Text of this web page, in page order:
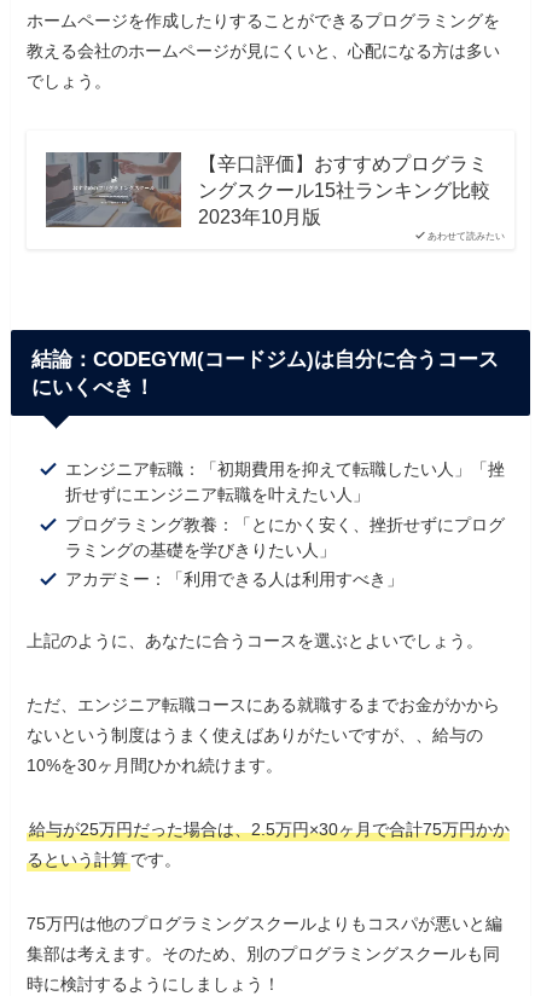
ホームページを作成したりすることができるプログラミングを
教える会社のホームページが見にくいと、心配になる方は多い
でしょう。
あわせて読みたい
【辛口評価】おすすめプログラミ
ングスクール15社ランキング比較
2023年10月版
結論：CODEGYM(コードジム)は自分に合うコース
にいくべき！
エンジニア転職：「初期費用を抑えて転職したい人」「挫
折せずにエンジニア転職を叶えたい人」
プログラミング教養：「とにかく安く、挫折せずにプログ
ラミングの基礎を学びきりたい人」
アカデミー：「利用できる人は利用すべき」
上記のように、あなたに合うコースを選ぶとよいでしょう。
ただ、エンジニア転職コースにある就職するまでお金がかから
ないという制度はうまく使えばありがたいですが、、給与の
10%を30ヶ月間ひかれ続けます。
給与が25万円だった場合は、2.5万円×30ヶ月で合計75万円かか
るという計算です。
75万円は他のプログラミングスクールよりもコスパが悪いと編
集部は考えます。そのため、別のプログラミングスクールも同
時に検討するようにしましょう！